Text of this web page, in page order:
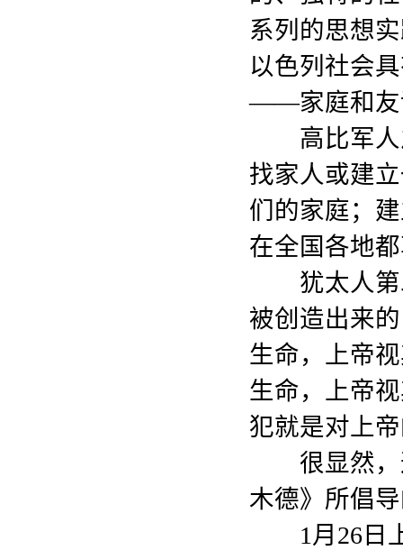
系列的思想
以色列社会
——家庭和友
高比军人
找家人或建
们的家庭；
在全国各地
犹太人第
被创造出来
生命，上帝
生命，上帝
犯就是对上
很显然，
木德》所倡
1月26日上